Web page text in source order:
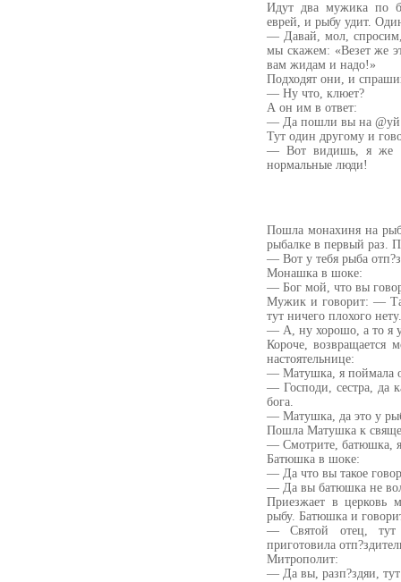
Идут два мужика по
еврей, и рыбу удит.
— Давай, мол,
мы скажем: «Везет же
вам жидам и надо!»
Подходят они, и
— Ну что, клюет?
А он им в ответ:
— Да пошли вы на
Тут один другому и
— Вот видишь, я же
нормальные люди!
Пошла монахиня на
рыбалке в первый раз.
— Вот у тебя рыба
Монашка в шоке:
— Бог мой, что вы
Мужик и говорит: —
тут ничего плохого нету.
— А, ну хорошо, а то я
Короче, возвращается
настоятельнице:
— Матушка, я поймала
— Господи, сестра, да
бога.
— Матушка, да это у
Пошла Матушка к
— Смотрите, батюшка, я
Батюшка в шоке:
— Да что вы такое
— Да вы батюшка не
Приезжает в церковь
рыбу. Батюшка и
— Святой отец, тут
приготовила
Митрополит:
— Да вы, разп?здяи,